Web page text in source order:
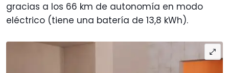
gracias a los 66 km de autonomía en modo
eléctrico (tiene una batería de 13,8 kWh).